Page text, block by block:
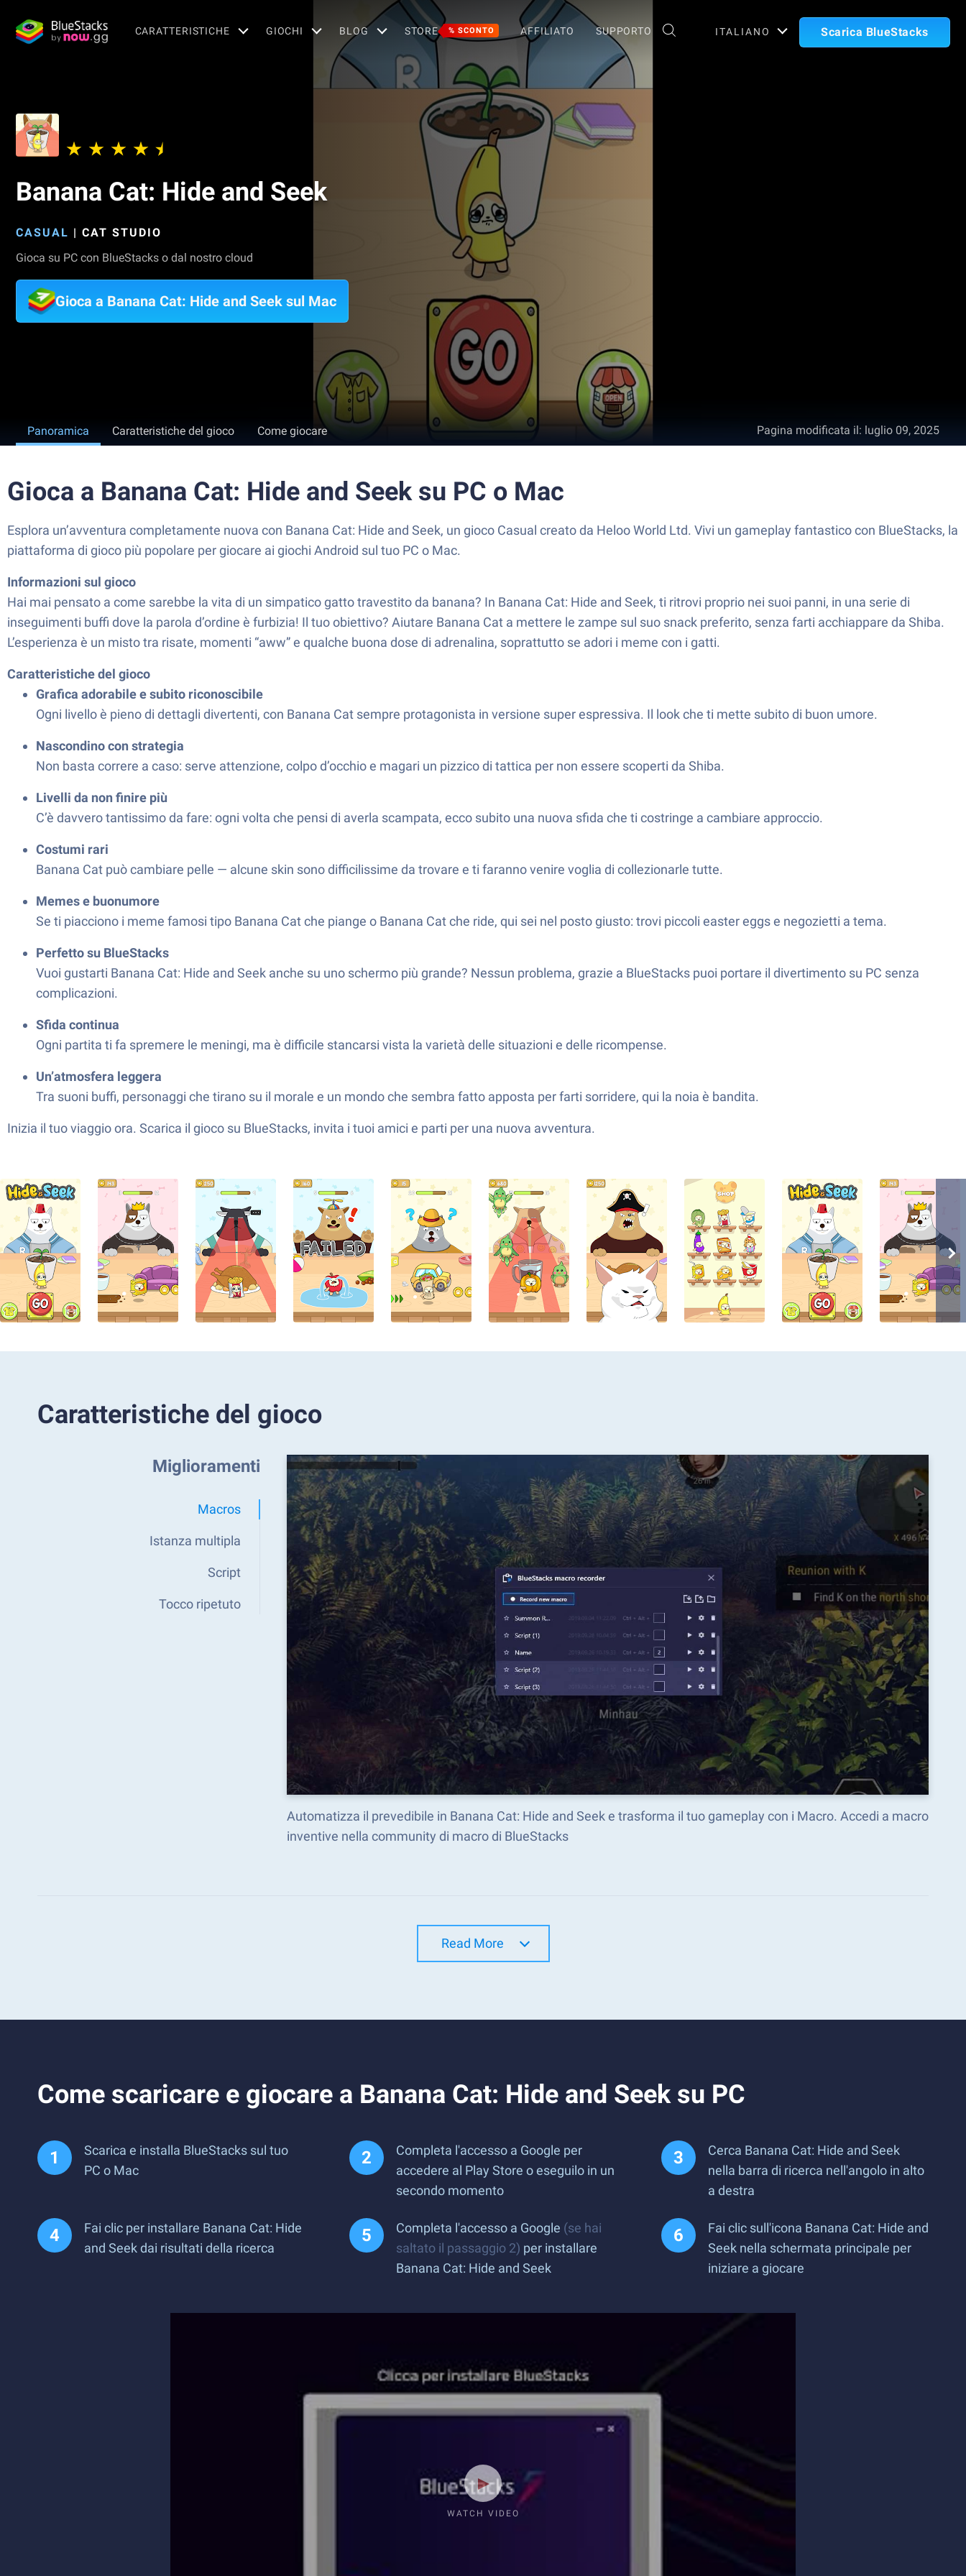
CARATTERISTICHE GIOCHI BLOG STORE % SCONTO AFFILIATO SUPPORTO ITALIANO Scarica BlueStacks
Banana Cat: Hide and Seek
CASUAL | CAT STUDIO
Gioca su PC con BlueStacks o dal nostro cloud
Gioca a Banana Cat: Hide and Seek sul Mac
Panoramica Caratteristiche del gioco Come giocare Pagina modificata il: luglio 09, 2025
Gioca a Banana Cat: Hide and Seek su PC o Mac
Esplora un’avventura completamente nuova con Banana Cat: Hide and Seek, un gioco Casual creato da Heloo World Ltd. Vivi un gameplay fantastico con BlueStacks, la
piattaforma di gioco più popolare per giocare ai giochi Android sul tuo PC o Mac.
Informazioni sul gioco
Hai mai pensato a come sarebbe la vita di un simpatico gatto travestito da banana? In Banana Cat: Hide and Seek, ti ritrovi proprio nei suoi panni, in una serie di
inseguimenti buffi dove la parola d’ordine è furbizia! Il tuo obiettivo? Aiutare Banana Cat a mettere le zampe sul suo snack preferito, senza farti acchiappare da Shiba.
L’esperienza è un misto tra risate, momenti “aww” e qualche buona dose di adrenalina, soprattutto se adori i meme con i gatti.
Caratteristiche del gioco
Grafica adorabile e subito riconoscibile
Ogni livello è pieno di dettagli divertenti, con Banana Cat sempre protagonista in versione super espressiva. Il look che ti mette subito di buon umore.
Nascondino con strategia
Non basta correre a caso: serve attenzione, colpo d’occhio e magari un pizzico di tattica per non essere scoperti da Shiba.
Livelli da non finire più
C’è davvero tantissimo da fare: ogni volta che pensi di averla scampata, ecco subito una nuova sfida che ti costringe a cambiare approccio.
Costumi rari
Banana Cat può cambiare pelle — alcune skin sono difficilissime da trovare e ti faranno venire voglia di collezionarle tutte.
Memes e buonumore
Se ti piacciono i meme famosi tipo Banana Cat che piange o Banana Cat che ride, qui sei nel posto giusto: trovi piccoli easter eggs e negozietti a tema.
Perfetto su BlueStacks
Vuoi gustarti Banana Cat: Hide and Seek anche su uno schermo più grande? Nessun problema, grazie a BlueStacks puoi portare il divertimento su PC senza
complicazioni.
Sfida continua
Ogni partita ti fa spremere le meningi, ma è difficile stancarsi vista la varietà delle situazioni e delle ricompense.
Un’atmosfera leggera
Tra suoni buffi, personaggi che tirano su il morale e un mondo che sembra fatto apposta per farti sorridere, qui la noia è bandita.
Inizia il tuo viaggio ora. Scarica il gioco su BlueStacks, invita i tuoi amici e parti per una nuova avventura.
Caratteristiche del gioco
Miglioramenti
Macros
Istanza multipla
Script
Tocco ripetuto
Automatizza il prevedibile in Banana Cat: Hide and Seek e trasforma il tuo gameplay con i Macro. Accedi a macro
inventive nella community di macro di BlueStacks
Read More
Come scaricare e giocare a Banana Cat: Hide and Seek su PC
Scarica e installa BlueStacks sul tuo
PC o Mac
Completa l'accesso a Google per
accedere al Play Store o eseguilo in un
secondo momento
Cerca Banana Cat: Hide and Seek
nella barra di ricerca nell'angolo in alto
a destra
Fai clic per installare Banana Cat: Hide
and Seek dai risultati della ricerca
Completa l'accesso a Google (se hai
saltato il passaggio 2) per installare
Banana Cat: Hide and Seek
Fai clic sull'icona Banana Cat: Hide and
Seek nella schermata principale per
iniziare a giocare
WATCH VIDEO